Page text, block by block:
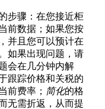
步骤：在您接近柜
前数据；如果您按
并且您可以预计在
如果出现问题，请
会在几分钟内解
跟踪价格和关税的
前费率； 简化的格
无需折返，从而提